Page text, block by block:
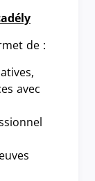
de :
avec